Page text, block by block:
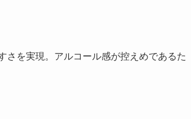
さを実現。アルコール感が控えめであるた